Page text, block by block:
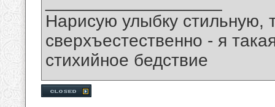
Нарисую улыбку стильную,
сверхъестественно - я
стихийное бедствие